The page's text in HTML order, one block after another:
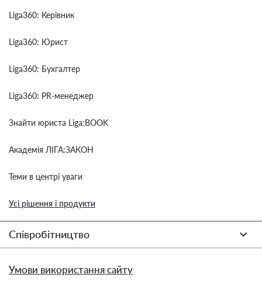
Liga360: Керівник
Liga360: Юрист
Liga360: Бухгалтер
Liga360: PR-менеджер
Знайти юриста Liga:BOOK
Академія ЛІГА:ЗАКОН
Теми в центрі уваги
Усі рішення і продукти
Співробітництво
Умови використання сайту